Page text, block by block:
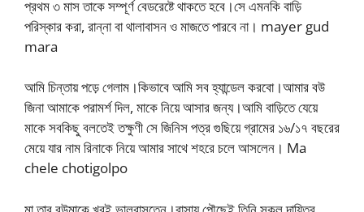
প্রথম ৩ মাস তাকে সম্পূর্ণ বেডরেষ্টে থাকতে হবে।সে এমনকি বাড়ি
পরিস্কার করা, রান্না বা থালাবাসন ও মাজতে পারবে না। mayer gud
mara
আমি চিন্তায় পড়ে গেলাম।কিভাবে আমি সব হ্যান্ডেল করবো।আমার বউ
জিনা আমাকে পরামর্শ দিল, মাকে নিয়ে আসার জন্য।আমি বাড়িতে যেয়ে
মাকে সবকিছু বলতেই তক্ষুণী সে জিনিস পত্র গুছিয়ে গ্রামের ১৬/১৭ বছরের
মেয়ে যার নাম রিনাকে নিয়ে আমার সাথে শহরে চলে আসলেন। Ma
chele chotigolpo